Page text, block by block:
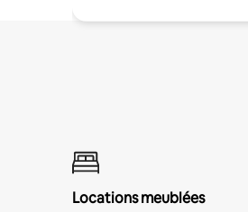
Locations meublées